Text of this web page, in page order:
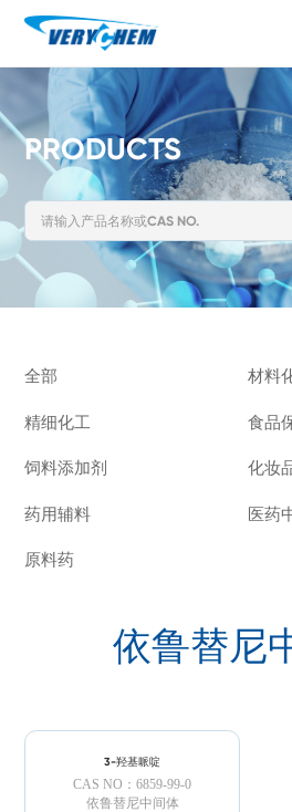
PRODUCTS
全部 材料
精细化工 食品
饲料添加剂 化妆
药用辅料 医药
原料药
依鲁替尼
3-羟基哌啶
CAS NO：6859-99-0
依鲁替尼中间体